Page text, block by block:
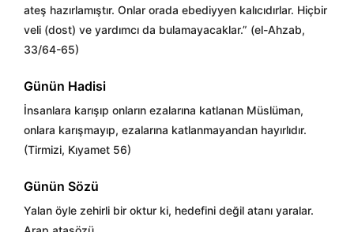
ateş hazırlamıştır. Onlar orada ebediyyen kalıcıdırlar. Hiçbir
veli (dost) ve yardımcı da bulamayacaklar.” (el-Ahzab,
33/64-65)
Günün Hadisi
İnsanlara karışıp onların ezalarına katlanan Müslüman,
onlara karışmayıp, ezalarına katlanmayandan hayırlıdır.
(Tirmizi, Kıyamet 56)
Günün Sözü
Yalan öyle zehirli bir oktur ki, hedefini değil atanı yaralar.